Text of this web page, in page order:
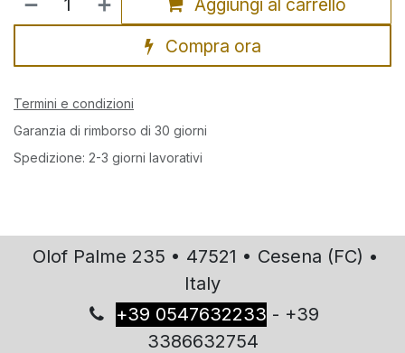
Compra ora
Termini e condizioni
Garanzia di rimborso di 30 giorni
Spedizione: 2-3 giorni lavorativi
Olof Palme 235 • 47521 • Cesena (FC) •
Italy
+39 0547632233 - +39
3386632754